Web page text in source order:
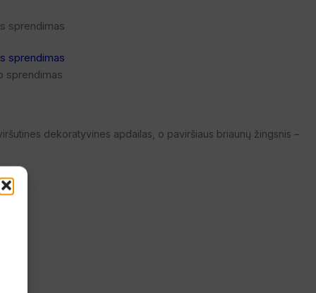
sprendimas
dekoratyvines apdailas, o paviršiaus briaunų žingsnis –